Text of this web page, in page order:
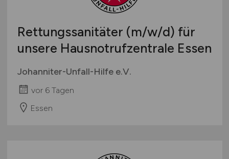
Rettungssanitäter (m/w/d) für
unsere Hausnotrufzentrale Essen
Johanniter-Unfall-Hilfe e.V.
vor 6 Tagen
Essen